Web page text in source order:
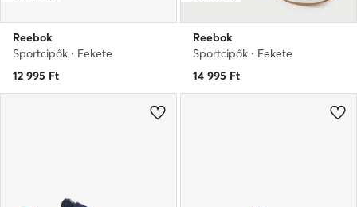
Reebok
Sportcipők · Fekete
12 995 Ft
Reebok
Sportcipők · Fekete
14 995 Ft